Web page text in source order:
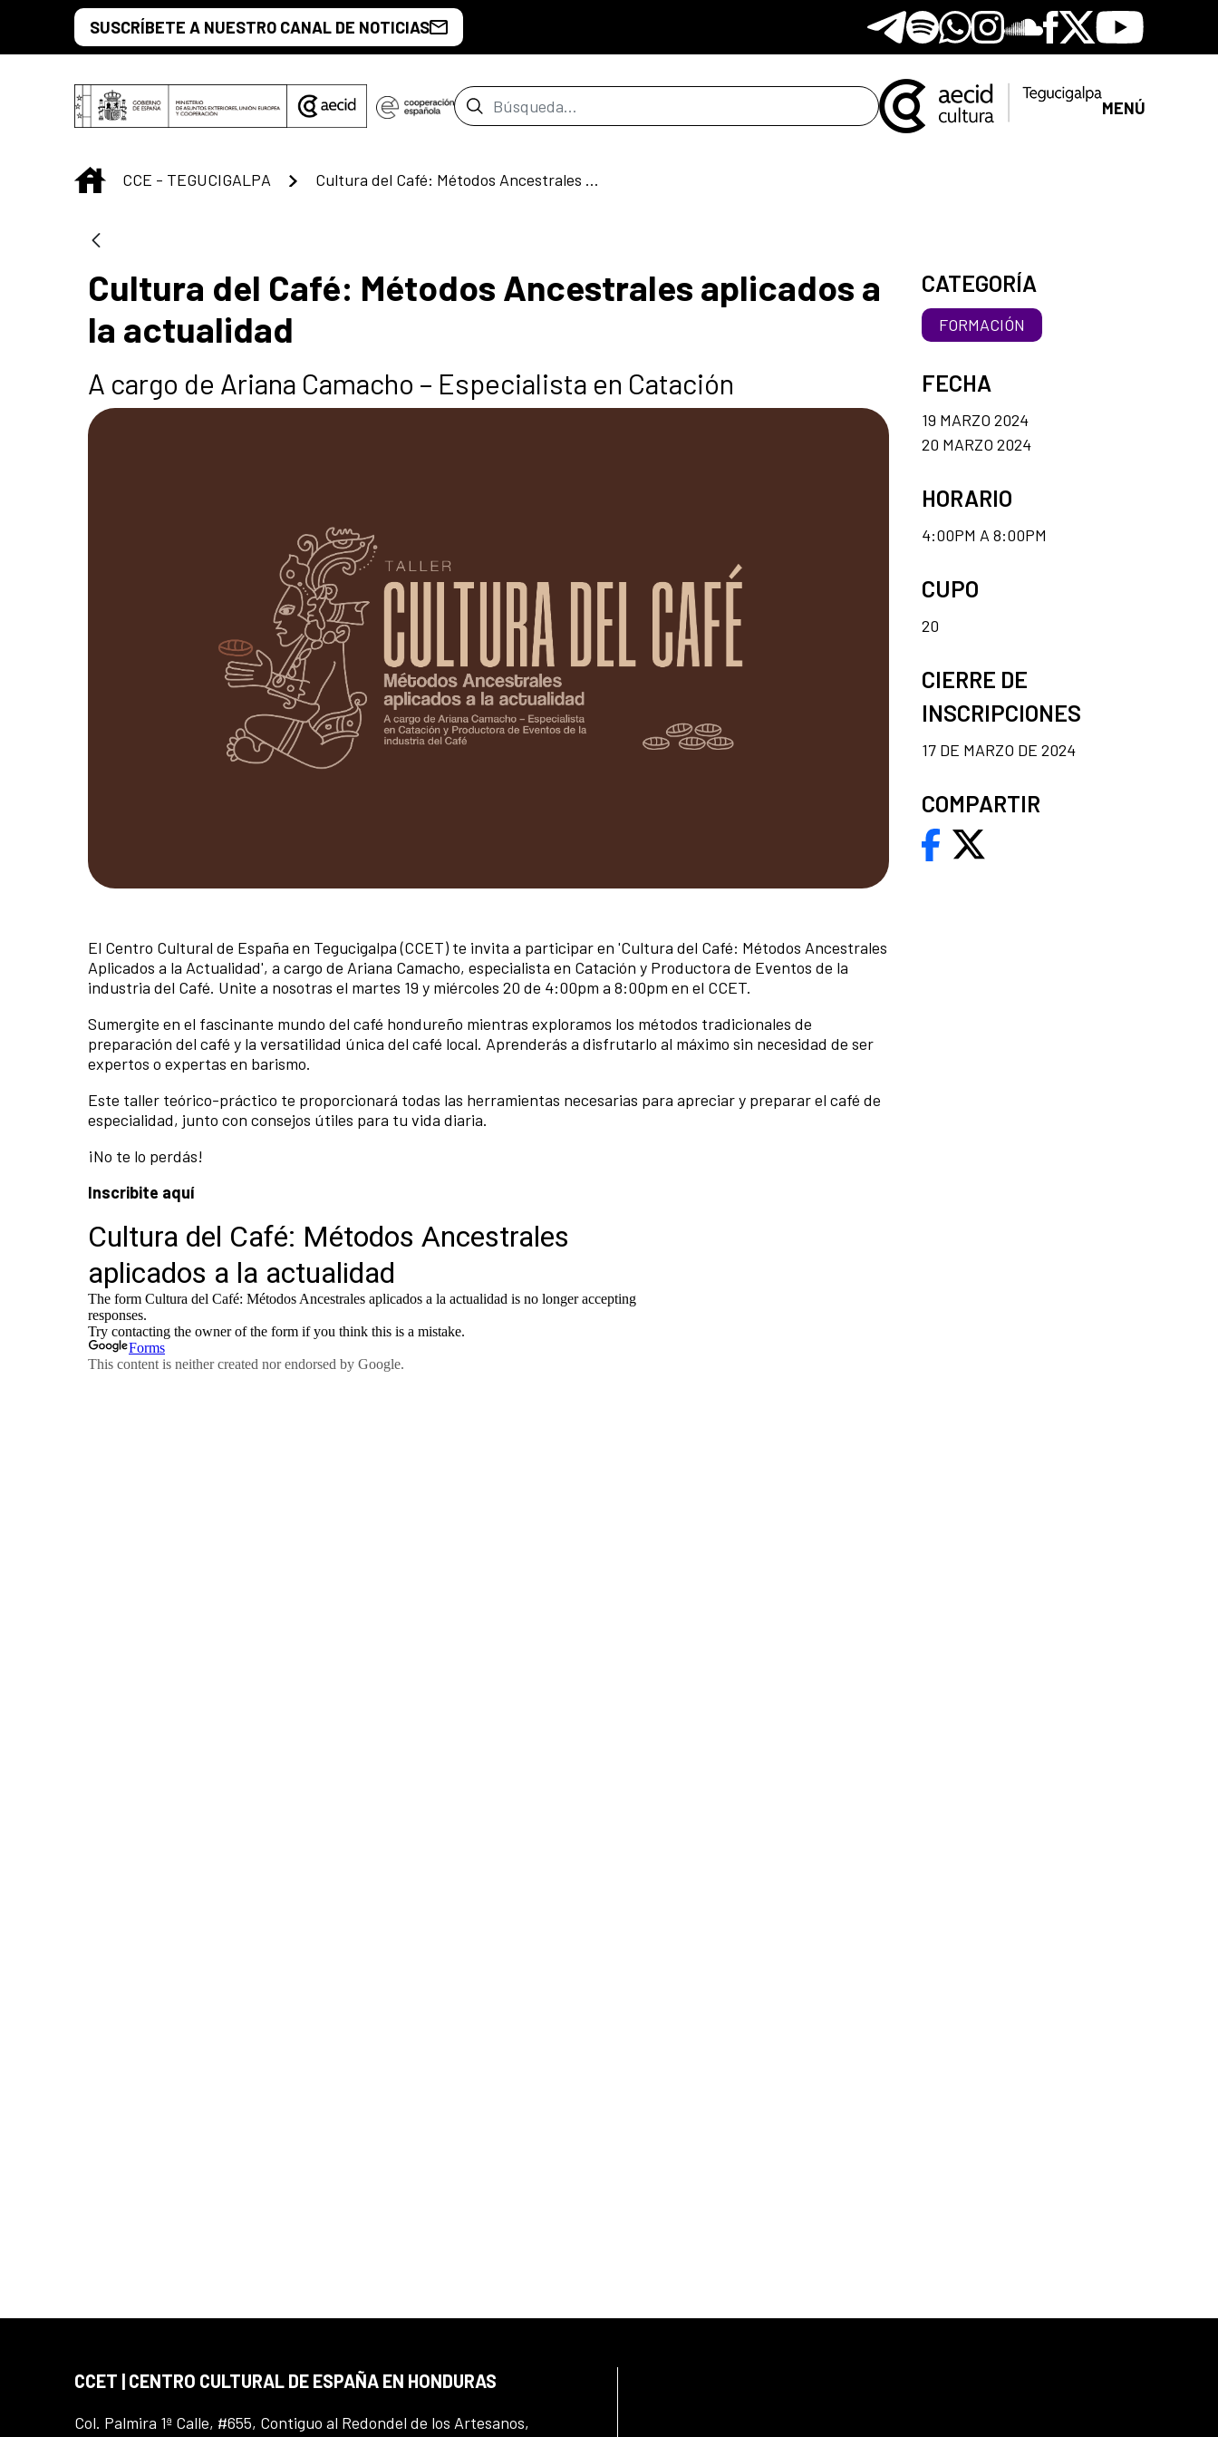
Saltar al contenido principal
SUSCRÍBETE A NUESTRO CANAL DE NOTICIAS Telegram
SpotifyWhatsapp
Instagram
Soundclore
Facebook
X Youtube
Barra de búsqueda MENÚ
INICIO
CCE - TEGUCIGALPA Cultura del Café: Métodos Ancestrales aplicados a la actualidad
Cultura del Café: Métodos Ancestrales aplicados a
la actualidad
A cargo de Ariana Camacho – Especialista en Catación
El Centro Cultural de España en Tegucigalpa (CCET) te invita a participar en 'Cultura del Café: Métodos Ancestrales
Aplicados a la Actualidad', a cargo de Ariana Camacho, especialista en Catación y Productora de Eventos de la
industria del Café. Unite a nosotras el martes 19 y miércoles 20 de 4:00pm a 8:00pm en el CCET.
Sumergite en el fascinante mundo del café hondureño mientras exploramos los métodos tradicionales de
preparación del café y la versatilidad única del café local. Aprenderás a disfrutarlo al máximo sin necesidad de ser
expertos o expertas en barismo.
Este taller teórico-práctico te proporcionará todas las herramientas necesarias para apreciar y preparar el café de
especialidad, junto con consejos útiles para tu vida diaria.
¡No te lo perdás!
Inscribite aquí
CATEGORÍA
FORMACIÓN
FECHA
19 MARZO 2024
20 MARZO 2024
HORARIO
4:00PM A 8:00PM
CUPO
20
CIERRE DE
INSCRIPCIONES
17 DE MARZO DE 2024
COMPARTIR
CCET | CENTRO CULTURAL DE ESPAÑA EN HONDURAS
Col. Palmira 1ª Calle, #655, Contiguo al Redondel de los Artesanos,